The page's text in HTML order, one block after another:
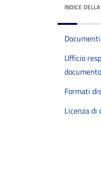
INDICE
Documenti
Ufficio
documento
Formati
Licenza di